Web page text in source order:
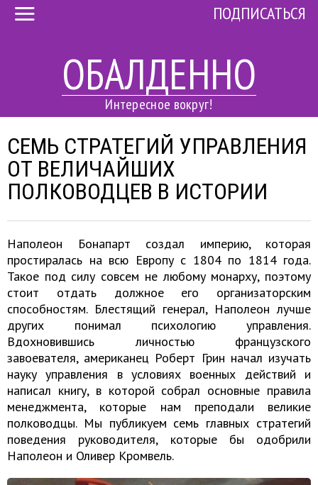
ОБАЛДЕННО
Интересное вокруг!
ПОДПИСАТЬСЯ
CЕМЬ СТРАТЕГИЙ УПРАВЛЕНИЯ
ОТ ВЕЛИЧАЙШИХ
ПОЛКОВОДЦЕВ В ИСТОРИИ
Наполеон Бонапарт создал империю, которая
простиралась на всю Европу с 1804 по 1814 года.
Такое под силу совсем не любому монарху, поэтому
стоит отдать должное его организаторским
способностям. Блестящий генерал, Наполеон лучше
других понимал психологию управления.
Вдохновившись личностью французского
завоевателя, американец Роберт Грин начал изучать
науку управления в условиях военных действий и
написал книгу, в которой собрал основные правила
менеджмента, которые нам преподали великие
полководцы. Мы публикуем семь главных стратегий
поведения руководителя, которые бы одобрили
Наполеон и Оливер Кромвель.